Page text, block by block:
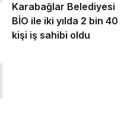
Karabağlar Belediyesi
BİO ile iki yılda 2 bin 40
kişi iş sahibi oldu